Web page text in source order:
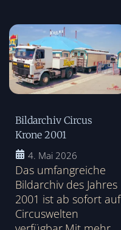
Bildarchiv Circus
Krone 2001
4. Mai 2026
Das umfangreiche
Bildarchiv des Jahres
2001 ist ab sofort auf
Circuswelten